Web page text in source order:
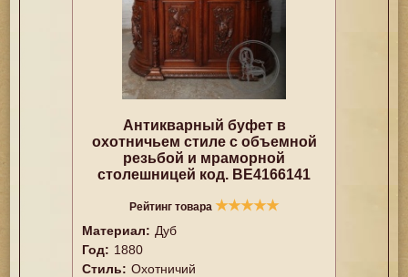
Антикварный буфет в
охотничьем стиле с объемной
резьбой и мраморной
столешницей код. BE4166141
Рейтинг товара ★★★★★
Материал: Дуб
Год: 1880
Стиль: Охотничий